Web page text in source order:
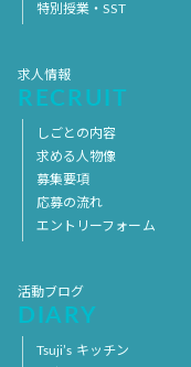
特別授業・SST
求人情報
RECRUIT
しごとの内容
求める人物像
募集要項
応募の流れ
エントリーフォーム
活動ブログ
DIARY
Tsuji’s キッチン